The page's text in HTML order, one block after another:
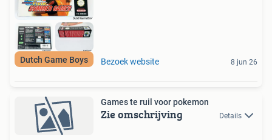
Dutch Game Boys Bezoek website 8 jun 26
Games te ruil voor pokemon
Zie omschrijving Details